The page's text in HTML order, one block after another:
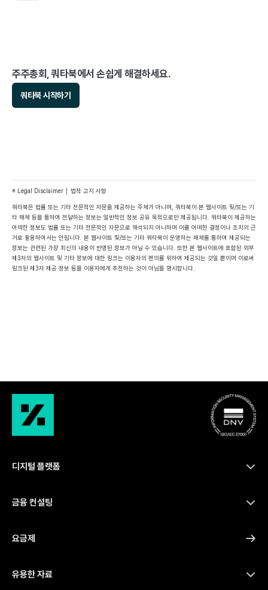
주주총회, 쿼타북에서 손쉽게 해결하세요.
쿼타북 시작하기
※ Legal Disclaimer │ 법적 고지 사항
쿼타북은 법률 또는 기타 전문적인 자문을 제공하는 주체가 아니며, 쿼타북이 본 웹사이트 및/또는 기
타 매체 등을 통하여 전달하는 정보는 일반적인 정보 공유 목적으로만 제공됩니다. 쿼타북이 제공하는
어떠한 정보도 법률 또는 기타 전문적인 자문으로 해석되지 아니하며 이를 어떠한 결정이나 조치의 근
거로 활용하여서는 안됩니다. 본 웹사이트 및/또는 기타 쿼타북이 운영하는 매체를 통하여 제공되는
정보는 관련된 가장 최신의 내용이 반영된 정보가 아닐 수 있습니다. 또한 본 웹사이트에 포함된 외부
제3자의 웹사이트 및 기타 정보에 대한 링크는 이용자의 편의를 위하여 제공되는 것일 뿐이며 이로써
링크된 제3자 제공 정보 등을 이용자에게 추천하는 것이 아님을 명시합니다.
디지털 플랫폼
금융 컨설팅
요금제
유용한 자료